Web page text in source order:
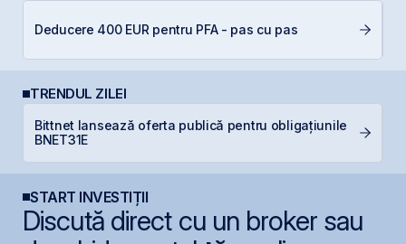
Deducere 400 EUR pentru PFA - pas cu pas
TRENDUL ZILEI
Bittnet lansează oferta publică pentru obligațiunile
BNET31E
START INVESTIȚII
Discută direct cu un broker sau